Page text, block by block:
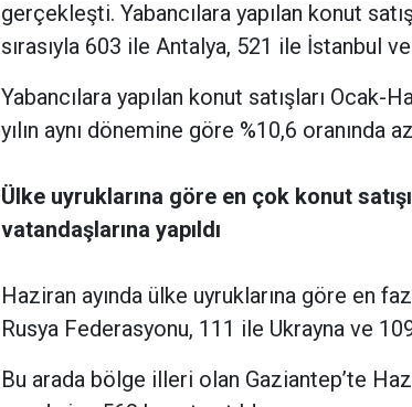
gerçekleşti. Yabancılara yapılan konut
sırasıyla 603 ile Antalya, 521 ile İstanbul
Yabancılara yapılan konut satışları
yılın aynı dönemine göre %10,6 oranında
Ülke uyruklarına göre en çok konut
vatandaşlarına yapıldı
Haziran ayında ülke uyruklarına göre en
Rusya Federasyonu, 111 ile Ukrayna ve
Bu arada bölge illeri olan Gaziantep’te